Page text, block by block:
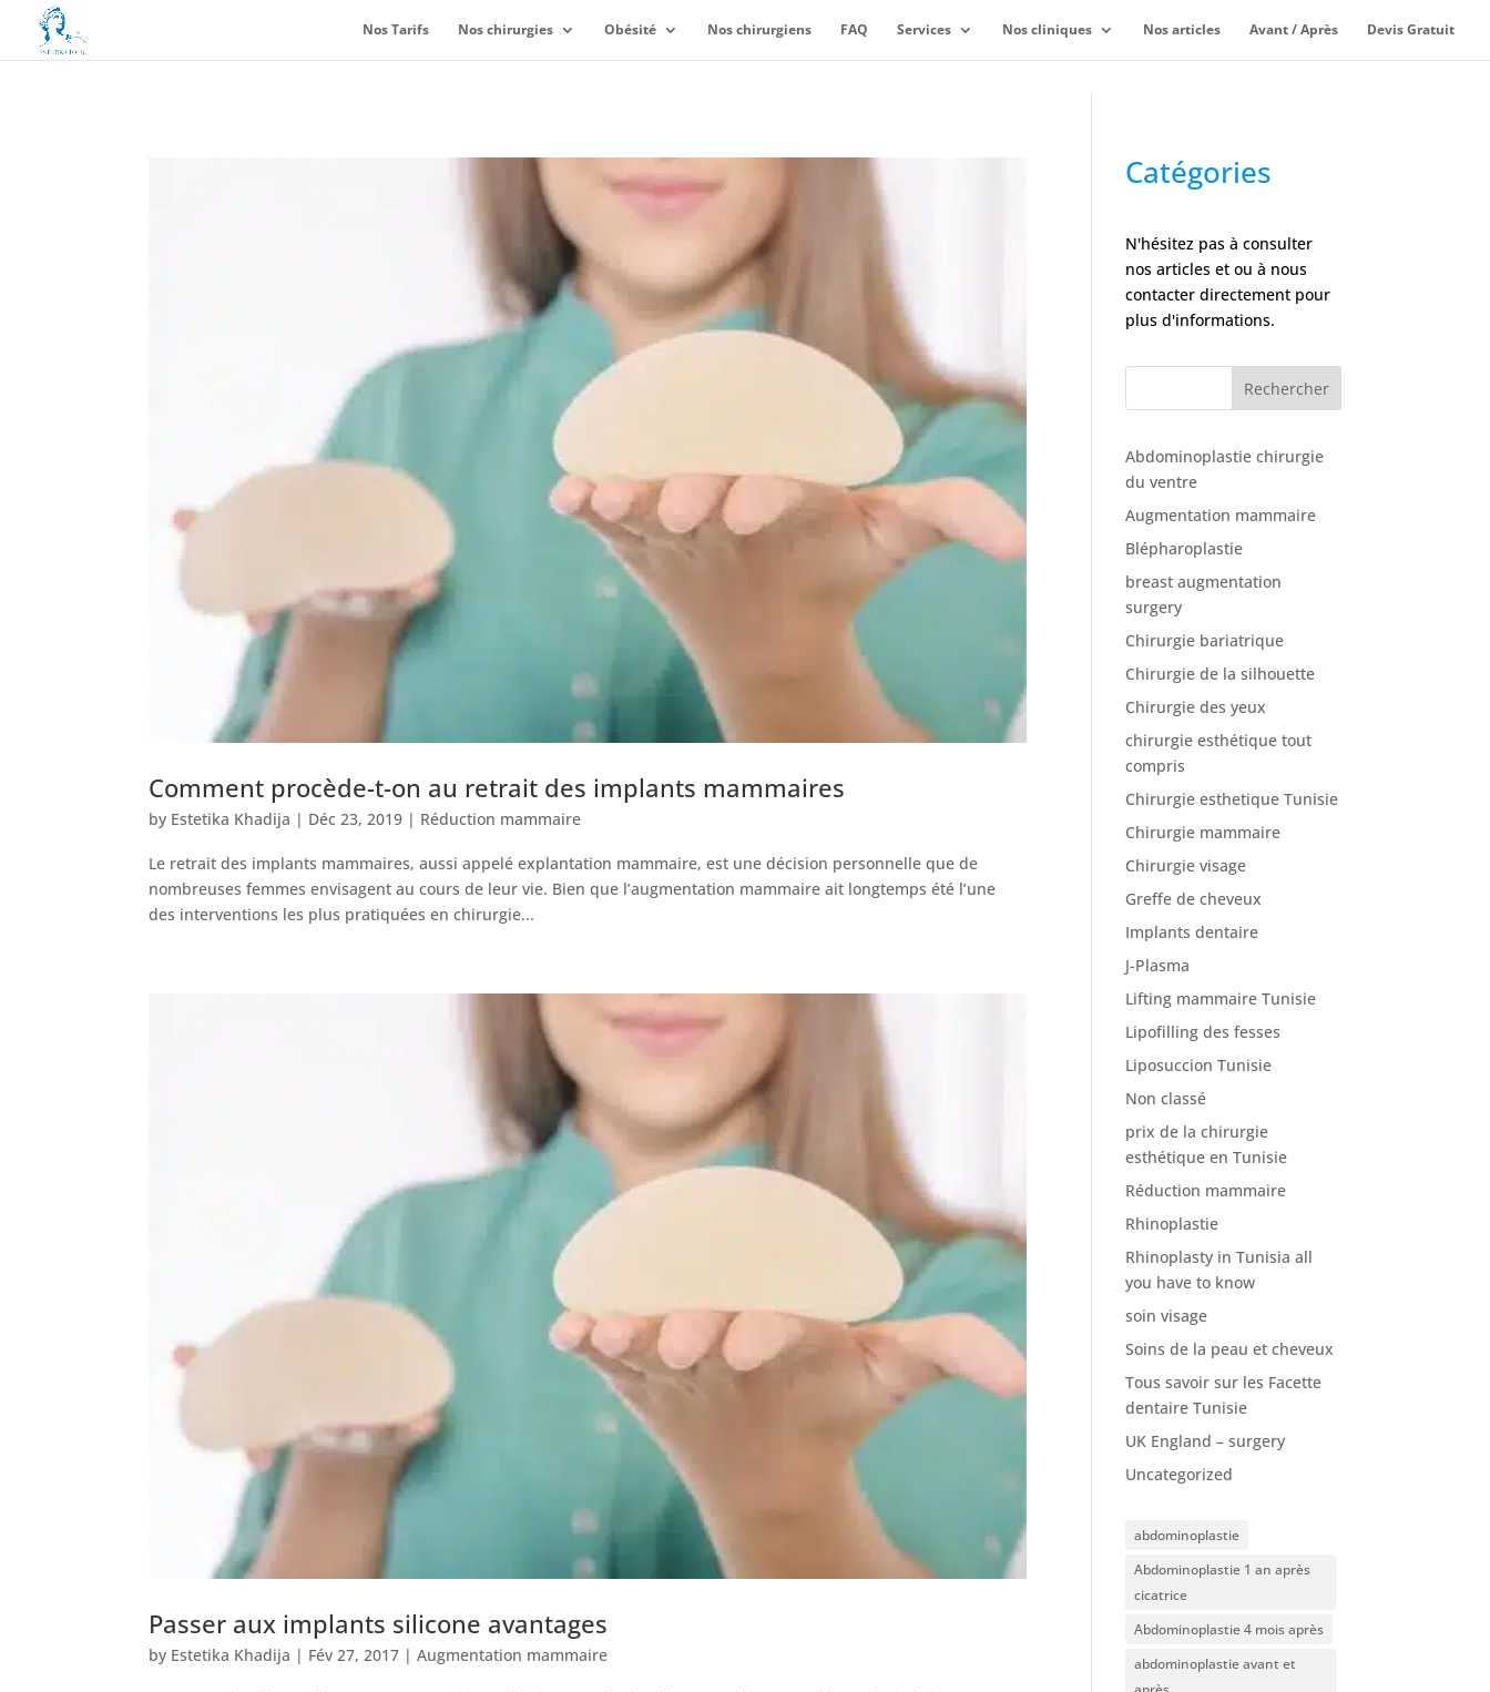
Nos Tarifs Nos chirurgies Obésité Nos chirurgiens FAQ Services Nos cliniques Nos articles Avant / Après Devis Gratuit
Comment procède-t-on au retrait des implants mammaires
by Estetika Khadija | Déc 23, 2019 | Réduction mammaire
Le retrait des implants mammaires, aussi appelé explantation mammaire, est une décision personnelle que de
nombreuses femmes envisagent au cours de leur vie. Bien que l’augmentation mammaire ait longtemps été l’une
des interventions les plus pratiquées en chirurgie...
Passer aux implants silicone avantages
by Estetika Khadija | Fév 27, 2017 |Augmentation mammaire
Catégories
N'hésitez pas à consulter
nos articles et ou à nous
contacter directement pour
plus d'informations.
Rechercher
Abdominoplastie chirurgie
du ventre
Augmentation mammaire
Blépharoplastie
breast augmentation
surgery
Chirurgie bariatrique
Chirurgie de la silhouette
Chirurgie des yeux
chirurgie esthétique tout
compris
Chirurgie esthetique Tunisie
Chirurgie mammaire
Chirurgie visage
Greffe de cheveux
Implants dentaire
J-Plasma
Lifting mammaire Tunisie
Lipofilling des fesses
Liposuccion Tunisie
Non classé
prix de la chirurgie
esthétique en Tunisie
Réduction mammaire
Rhinoplastie
Rhinoplasty in Tunisia all
you have to know
soin visage
Soins de la peau et cheveux
Tous savoir sur les Facette
dentaire Tunisie
UK England – surgery
Uncategorized
abdominoplastie
Abdominoplastie 1 an après
cicatrice
Abdominoplastie 4 mois après
abdominoplastie avant et